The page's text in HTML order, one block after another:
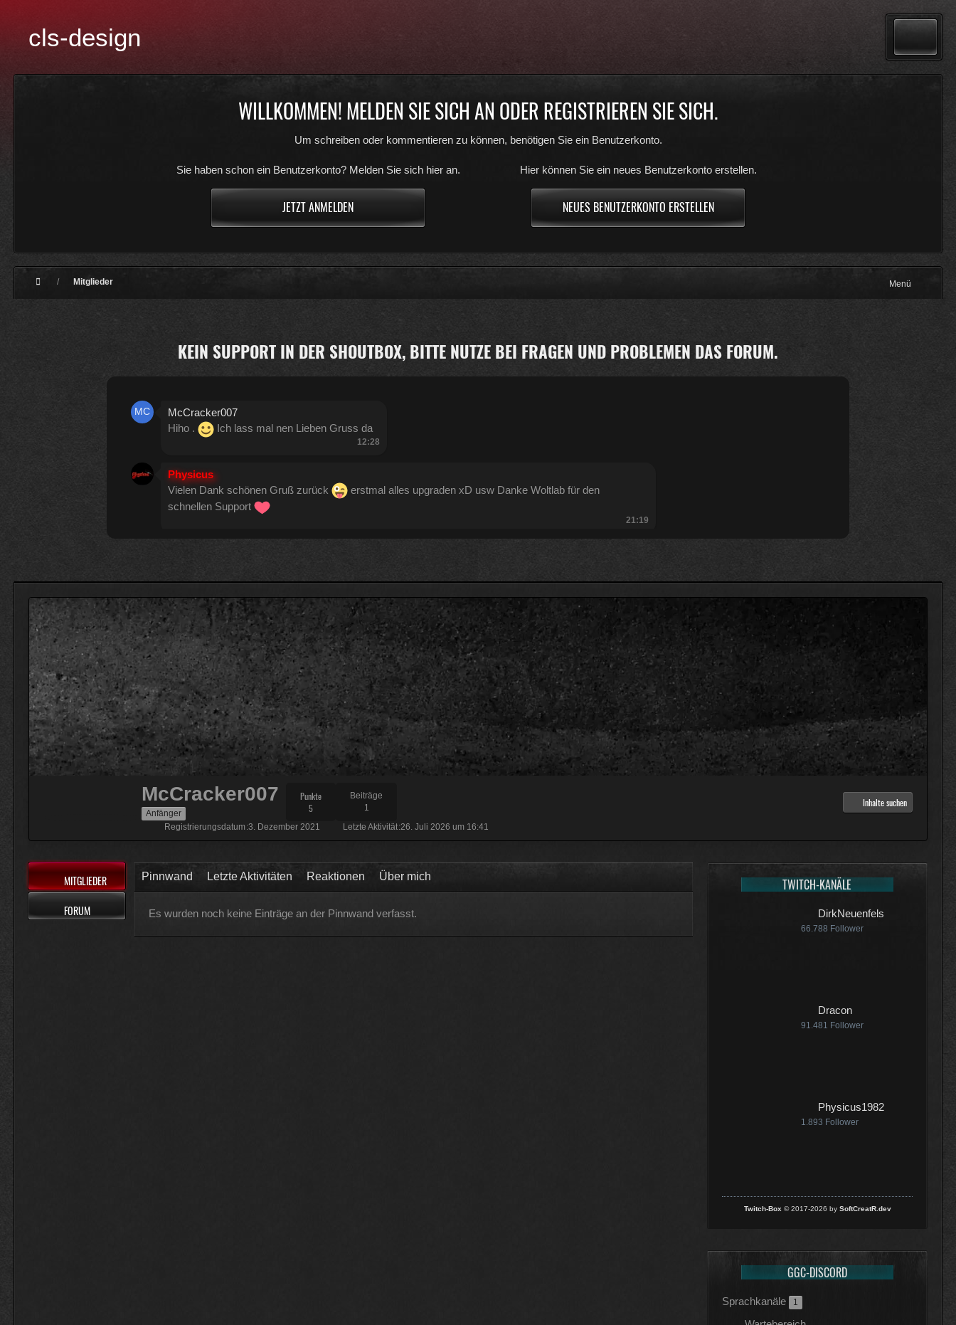
cls-design
WILLKOMMEN! MELDEN SIE SICH AN ODER REGISTRIEREN SIE SICH.
Um schreiben oder kommentieren zu können, benötigen Sie ein Benutzerkonto.
Sie haben schon ein Benutzerkonto? Melden Sie sich hier an.
JETZT ANMELDEN
Hier können Sie ein neues Benutzerkonto erstellen.
NEUES BENUTZERKONTO ERSTELLEN
Mitglieder Menü
KEIN SUPPORT IN DER SHOUTBOX, BITTE NUTZE BEI FRAGEN UND PROBLEMEN DAS FORUM.
McCracker007
Hiho .
Ich lass mal nen Lieben Gruss da
12:28
Physicus
Vielen Dank schönen Gruß zurück
erstmal alles upgraden xD usw Danke Woltlab für den
schnellen Support
21:19
13:47
McCracker007
Muss ich auch alles machen .
Kratze gerade alles an geld zusammen was ich auftreiben kann .
Muss 50 für einige Plugins haben und dann noch mal 65 für Forum Update.
09:25
Physicus
Ja bei mir sind es 130 € für Woltlab und Plugins und Designs auch so um locker flockig 50-60 €
ätzend, wie schnell alles einem aus der Tasche gezogen wird
12:07
McCracker007
Ja das ist echt wild. Vor allem wenn man innerhalb 2 Jahre das Forum Update kauft kostet es nur die
hälfte .
McCracker007
Anfänger
Punkte
5
Beiträge
1
Inhalte suchen
Registrierungsdatum 3. Dezember 2021 Letzte Aktivität 26. Juli 2026 um 16:41
MITGLIEDER
FORUM
Pinnwand Letzte Aktivitäten Reaktionen Über mich
Es wurden noch keine Einträge an der Pinnwand verfasst.
TWITCH-KANÄLE
DirkNeuenfels
66.788 Follower
Dracon
91.481 Follower
Physicus1982
1.893 Follower
Twitch-Box © 2017-2026 by SoftCreatR.dev
GGC-DISCORD
Sprachkanäle 1